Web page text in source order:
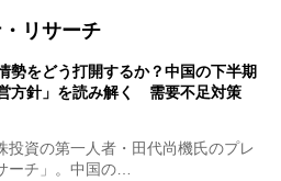
リサーチ
勢をどう打開するか？中国の下半期
方針」を読み解く 需要不足対策
資の第一人者・田代尚機氏のプレ
ーチ」。中国の…